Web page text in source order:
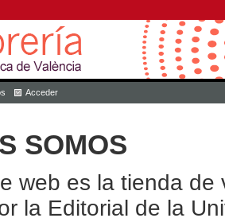
Acceder
SOMOS
web es la tienda
la Editorial de la